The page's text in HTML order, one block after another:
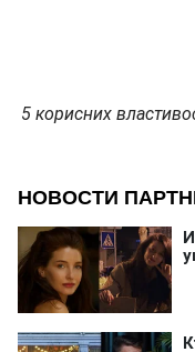
5 корисних